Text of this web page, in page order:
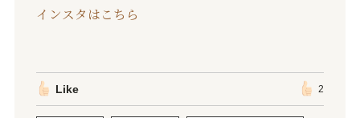
インスタはこちら
Like 2